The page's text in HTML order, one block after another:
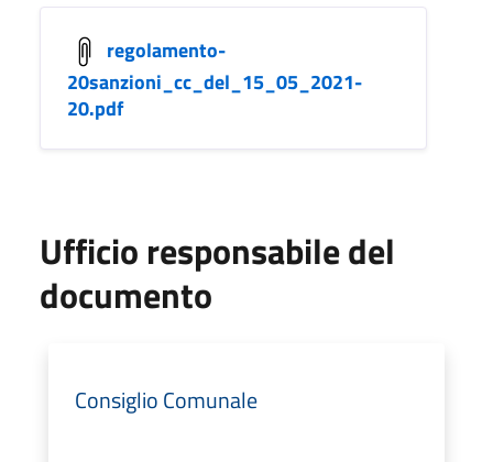
regolamento-
20sanzioni_cc_del_15_05_2021-
20.pdf
Ufficio responsabile del
documento
Consiglio Comunale